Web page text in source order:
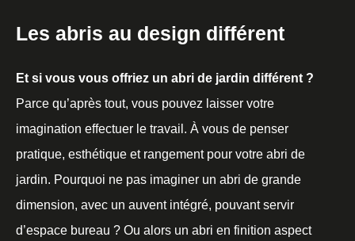
Les abris au design différent
Et si vous vous offriez un abri de jardin différent ?
Parce qu’après tout, vous pouvez laisser votre
imagination effectuer le travail. À vous de penser
pratique, esthétique et rangement pour votre abri de
jardin. Pourquoi ne pas imaginer un abri de grande
dimension, avec un auvent intégré, pouvant servir
d’espace bureau ? Ou alors un abri en finition aspect